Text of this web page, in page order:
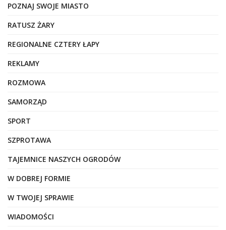
POZNAJ SWOJE MIASTO
RATUSZ ŻARY
REGIONALNE CZTERY ŁAPY
REKLAMY
ROZMOWA
SAMORZĄD
SPORT
SZPROTAWA
TAJEMNICE NASZYCH OGRODÓW
W DOBREJ FORMIE
W TWOJEJ SPRAWIE
WIADOMOŚCI